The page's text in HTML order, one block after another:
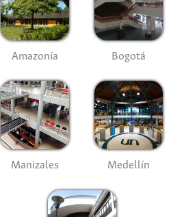
Amazonía Bogotá
Manizales Medellín